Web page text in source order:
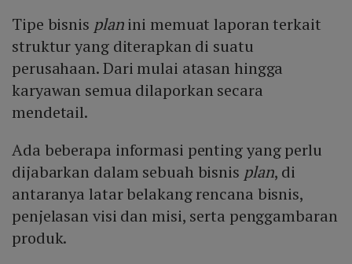
Tipe bisnis planini memuat laporan terkait
struktur yang diterapkan di suatu
perusahaan. Dari mulai atasan hingga
karyawan semua dilaporkan secara
mendetail.
Ada beberapa informasi penting yang perlu
dijabarkan dalam sebuah bisnis plan, di
antaranya latar belakang rencana bisnis,
penjelasan visi dan misi, serta penggambaran
produk.